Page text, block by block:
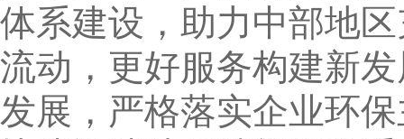
体系建设，助力中部地
流动，更好服务构建新
发展，严格落实企业环